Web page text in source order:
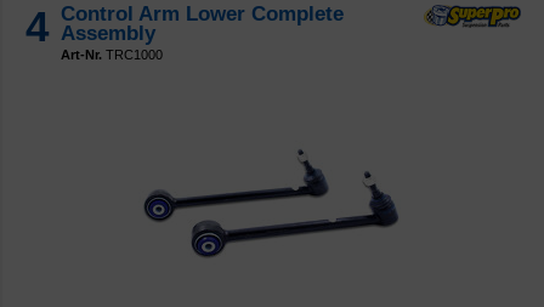
4 Control Arm Lower Complete
Assembly
Art-Nr. TRC1000